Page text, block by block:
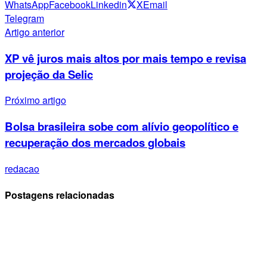
WhatsAppFacebookLinkedin XEmail
Telegram
Artigo anterior
XP vê juros mais altos por mais tempo e revisa
projeção da Selic
Próximo artigo
Bolsa brasileira sobe com alívio geopolítico e
recuperação dos mercados globais
redacao
Postagens relacionadas